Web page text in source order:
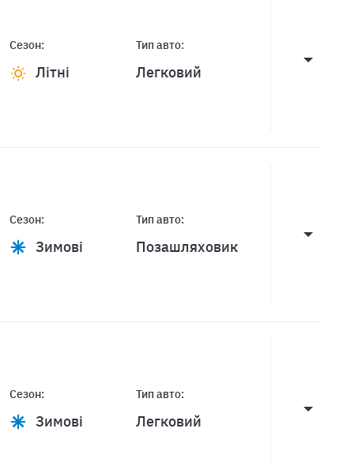
Сезон:
Літні
Тип авто:
Легковий
Сезон:
Зимові
Тип авто:
Позашляховик
Сезон:
Зимові
Тип авто:
Легковий